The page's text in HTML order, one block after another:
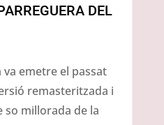
DEL
va emetre el passat
remasteritzada i
so millorada de la